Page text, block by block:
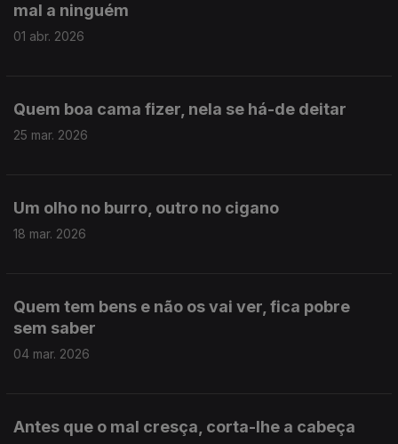
mal a ninguém
01 abr. 2026
Quem boa cama fizer, nela se há-de deitar
25 mar. 2026
Um olho no burro, outro no cigano
18 mar. 2026
Quem tem bens e não os vai ver, fica pobre
sem saber
04 mar. 2026
Antes que o mal cresça, corta-lhe a cabeça